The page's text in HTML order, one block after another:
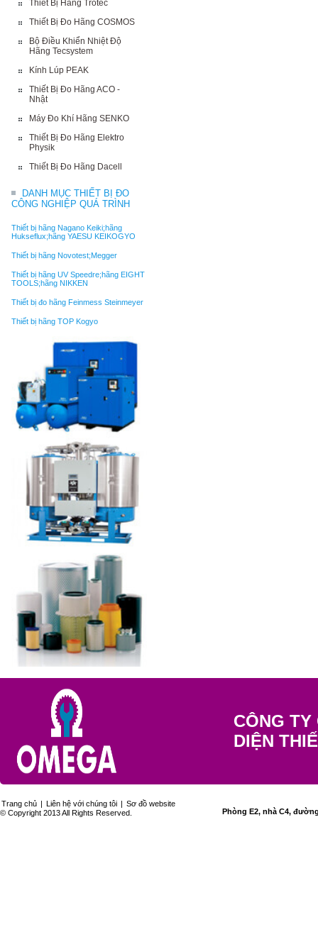
Thiết Bị Hãng Trotec
Thiết Bị Đo Hãng COSMOS
Bộ Điều Khiển Nhiệt Độ
Hãng Tecsystem
Kính Lúp PEAK
Thiết Bị Đo Hãng ACO -
Nhật
Máy Đo Khí Hãng SENKO
Thiết Bị Đo Hãng Elektro
Physik
Thiết Bị Đo Hãng Dacell
DANH MỤC THIẾT BỊ ĐO
CÔNG NGHIỆP QUÁ TRÌNH
Thiết bị hãng Nagano Keiki;hãng
Hukseflux;hãng YAESU KEIKOGYO
Thiết bị hãng Novotest;Megger
Thiết bị hãng UV Speedre;hãng EIGHT
TOOLS;hãng NIKKEN
Thiết bị đo hãng Feinmess Steinmeyer
Thiết bị hãng TOP Kogyo
CÔNG
DIỆN
Trang chủ | Liên hệ với chúng tôi | Sơ đồ website
© Copyright 2013 All Rights Reserved.
Phòng E2, nhà C4,